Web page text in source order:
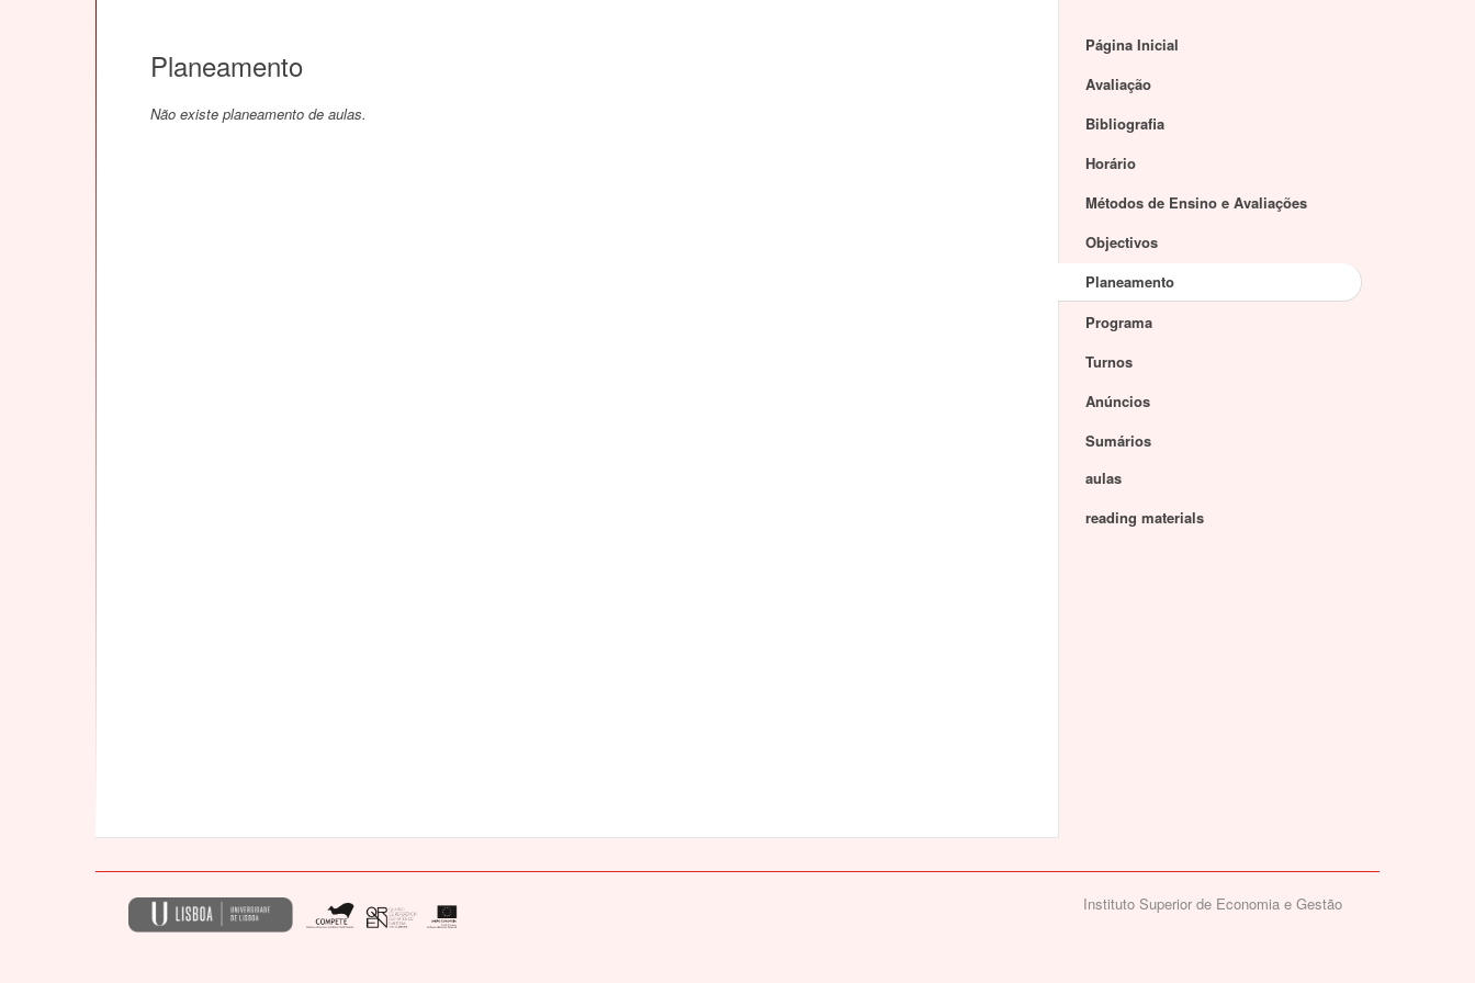
Planeamento
Não existe planeamento de aulas.
Página Inicial
Avaliação
Bibliografia
Horário
Métodos de Ensino e Avaliações
Objectivos
Planeamento
Programa
Turnos
Anúncios
Sumários
aulas
reading materials
Instituto Superior de Economia e Gestão